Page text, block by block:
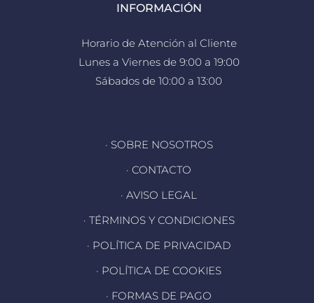
INFORMACIÓN
Horario de Atención al Cliente
Lunes a Viernes de 9:00 a 19:00
Sábados de 10:00 a 13:00
· SOBRE NOSOTROS
· CONTACTO
· AVISO LEGAL
· TÉRMINOS Y CONDICIONES
· POLÍTICA DE PRIVACIDAD
· POLÍTICA DE COOKIES
· FORMAS DE PAGO